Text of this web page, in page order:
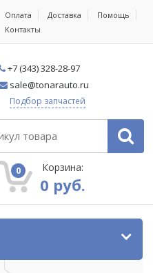
Оплата Доставка
Помощь
Контакты
+7 (343) 328-28-97
sale@tonarauto.ru
Подбор запчастей
0 Корзина:
0 руб.